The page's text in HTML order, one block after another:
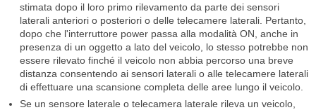
stimata dopo il loro primo rilevamento da parte dei sensori
laterali anteriori o posteriori o delle telecamere laterali. Pertanto,
dopo che l'interruttore power passa alla modalità ON, anche in
presenza di un oggetto a lato del veicolo, lo stesso potrebbe non
essere rilevato finché il veicolo non abbia percorso una breve
distanza consentendo ai sensori laterali o alle telecamere laterali
di effettuare una scansione completa delle aree lungo il veicolo.
Se un sensore laterale o telecamera laterale rileva un veicolo,